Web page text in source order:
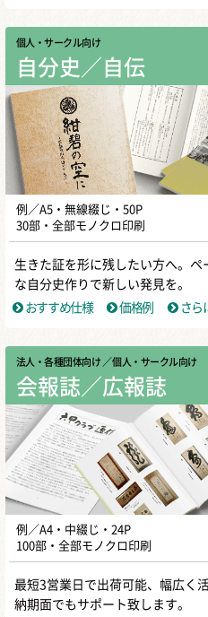
個人・サークル向け
自分史／自伝
例／A5・無線綴じ・50P
30部・全部モノクロ印刷
生きた証を形に残したい方へ。
な自分史作りで新しい発見を。
おすすめ仕様
価格例 さら
法人・各種団体向け ／ 個人・サークル向け
会報誌／広報誌
例／A4・中綴じ・24P
100部・全部モノクロ印刷
最短3営業日で出荷可能、幅広く
納期面でもサポート致します。